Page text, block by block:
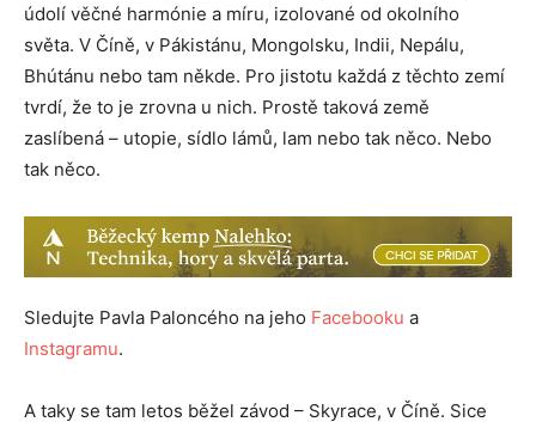
údolí věčné harmónie a míru, izolované od okolního
světa. V Číně, v Pákistánu, Mongolsku, Indii, Nepálu,
Bhútánu nebo tam někde. Pro jistotu každá z těchto zemí
tvrdí, že to je zrovna u nich. Prostě taková země
zaslíbená – utopie, sídlo lámů, lam nebo tak něco. Nebo
tak něco.
Sledujte Pavla Paloncého na jeho Facebooku a
Instagramu.
A taky se tam letos běžel závod – Skyrace, v Číně. Sice